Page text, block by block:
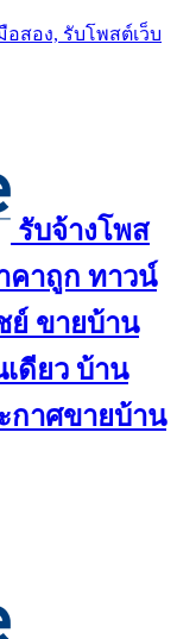
สอง, รับโพสต์เว็บ
รับจ้างโพส
คาถูก ทาวน์
ย์ ขายบ้าน
ดียว บ้าน
กาศขายบ้าน